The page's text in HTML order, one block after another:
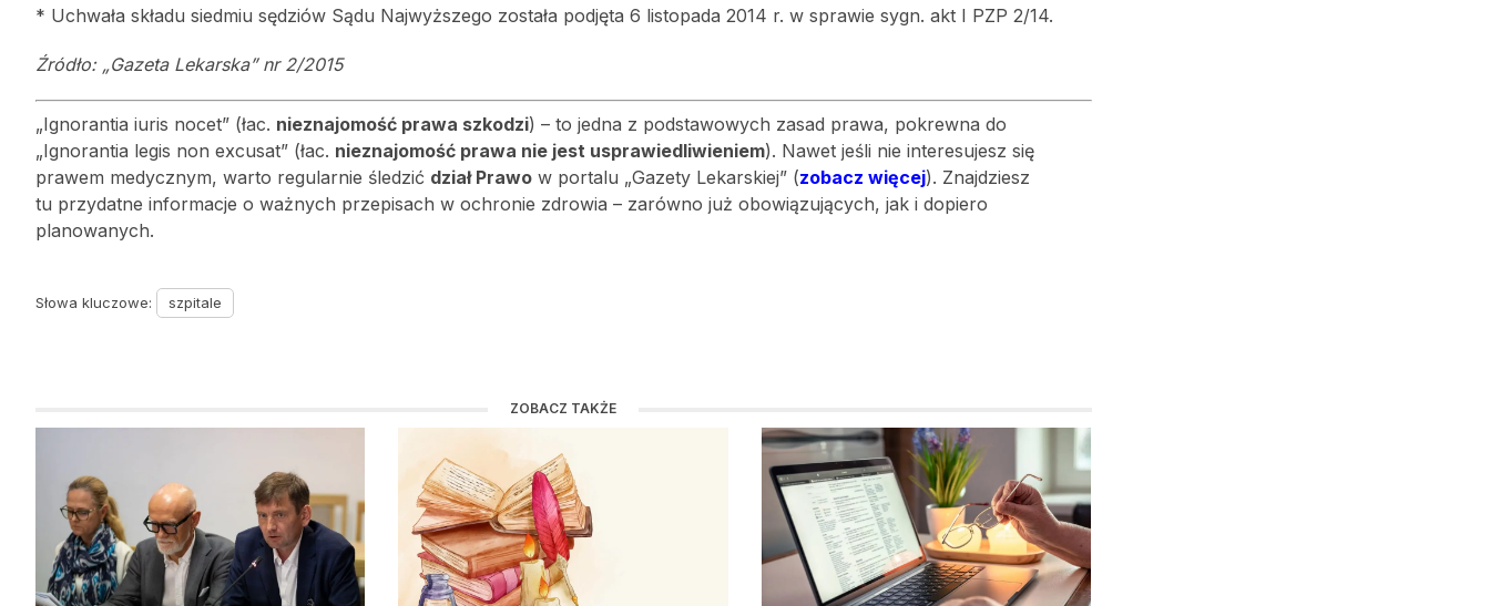
* Uchwała składu siedmiu sędziów Sądu Najwyższego została podjęta 6 listopada 2014 r. w sprawie sygn. akt I PZP 2/14.
Źródło: „Gazeta Lekarska” nr 2/2015
„Ignorantia iuris nocet” (łac. nieznajomość prawa szkodzi) – to jedna z podstawowych zasad prawa, pokrewna do
„Ignorantia legis non excusat” (łac. nieznajomość prawa nie jest usprawiedliwieniem). Nawet jeśli nie interesujesz się
prawem medycznym, warto regularnie śledzić dział Prawo w portalu „Gazety Lekarskiej” (zobacz więcej). Znajdziesz
tu przydatne informacje o ważnych przepisach w ochronie zdrowia – zarówno już obowiązujących, jak i dopiero
planowanych.
Słowa kluczowe: szpitale
ZOBACZ TAKŻE